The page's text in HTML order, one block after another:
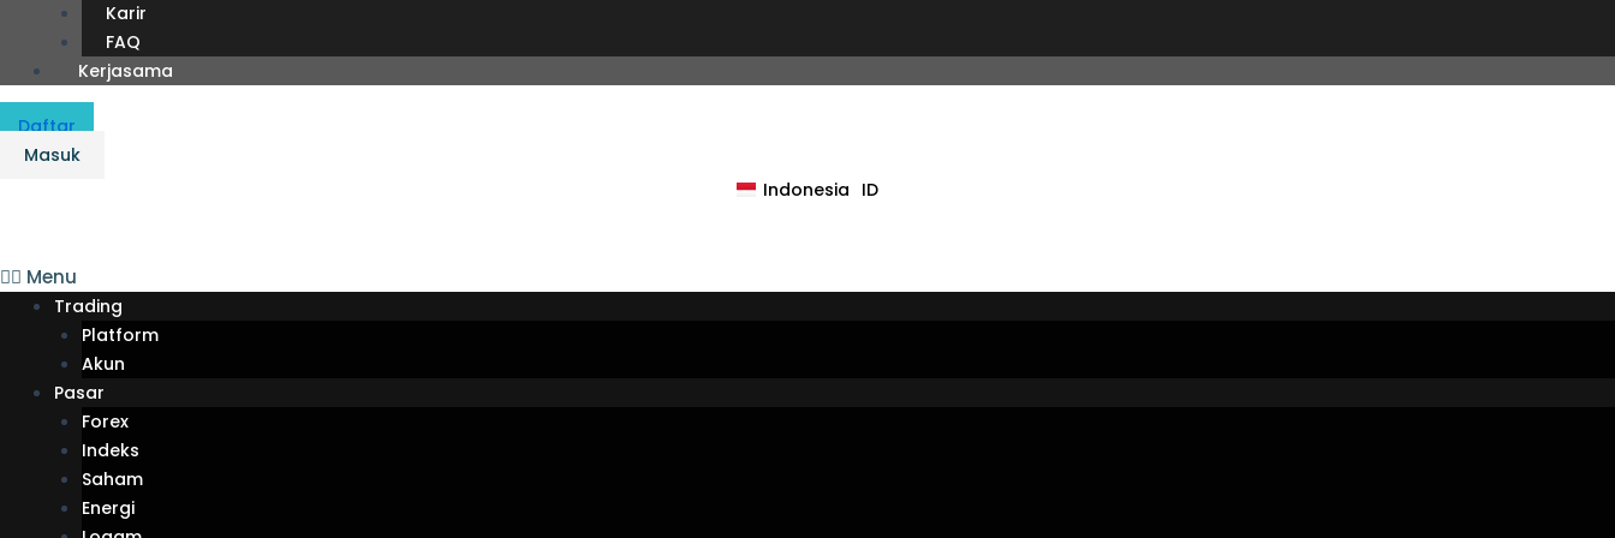
Karir
FAQ
Kerjasama
Daftar
Masuk
Indonesia ID
हिन्दी HI
Menu
Trading
Platform
Akun
Pasar
Forex
Indeks
Saham
Energi